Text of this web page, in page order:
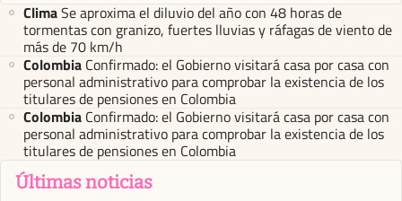
ClimaSe aproxima el diluvio del año con 48 horas de
tormentas con granizo, fuertes lluvias y ráfagas de viento de
más de 70 km/h
Colombia Confirmado: el Gobierno visitará casa por casa con
personal administrativo para comprobar la existencia de los
titulares de pensiones en Colombia
Colombia Confirmado: el Gobierno visitará casa por casa con
personal administrativo para comprobar la existencia de los
titulares de pensiones en Colombia
Últimas noticias